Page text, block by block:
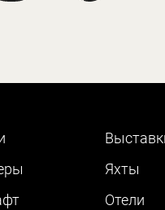
Яхты
Отели